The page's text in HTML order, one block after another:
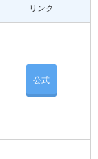
リンク
公式